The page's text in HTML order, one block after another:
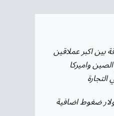
بين اكبر عملاقين
واميركا
ضغوط اضافية